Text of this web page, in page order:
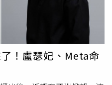
公斤之安非他命，總計查扣
功製成安非他命，市價上看
反毒品危害防制條例移送台
經法院裁定羈押禁見，並
逮的謝姓製毒師等人，則遭
的莊姓男子被判有期徒刑3
係政府持續治安重點工作，
市民最負責任的態度。」對
藍白共同拍攝定裝照，代表
是一種「全民政府、跨黨派
能夠跨越藍白界線，獲得多
明「用實績說話」的治理路
，這股跨黨派的大團結，預
業、回歸政策討論的清流，
！盧瑟妃、Meta命